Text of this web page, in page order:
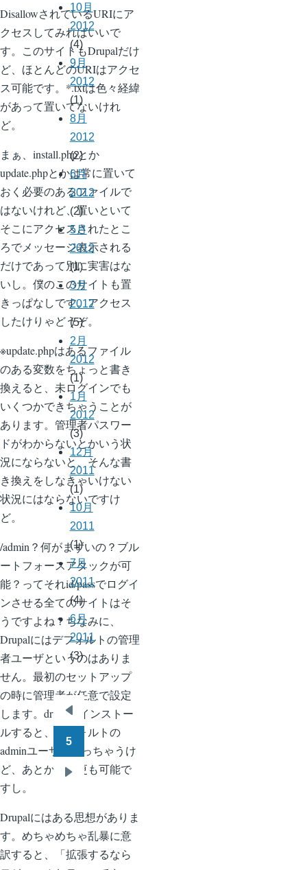
DisallowされているURIにア
クセスしてみればいいで
す。このサイトもDrupalだけ
ど、ほとんどのURIはアクセ
ス可能です。*.txtは色々経緯
があって置いてないけれ
ど。
まぁ、install.phpとか
update.phpとかは常に置いて
おく必要のあるファイルで
はないけれど、置いといて
そこにアクセスされたとこ
ろでメッセージ表示される
だけであって別に実害はな
いし。僕のこのサイトも置
きっぱなしです。アクセス
したけりゃどうぞ。
※update.phpはあるファイル
のある変数をちょっと書き
換えると、未ログインでも
いくつかできちゃうことが
あります。管理者パスワー
ドがわからないとかいう状
況にならないと、そんな書
き換えをしなきゃいけない
状況にはならないですけ
ど。
/admin？何がまずいの？ブル
ートフォースアタックが可
能？ってそれid/passでログイ
ンさせる全てのサイトはそ
うですよね？ちなみに、
Drupalにはデフォルトの管理
者ユーザというのはありま
せん。最初のセットアップ
の時に管理者が任意で設定
します。drushでインストー
ルすると、デフォルトの
adminユーザになっちゃうけ
ど、あとから変更も可能で
すし。
Drupalにはある思想がありま
す。めちゃめちゃ乱暴に意
訳すると、「拡張するなら
10月
2012
(4)
9月
2012
(1)
8月
2012
(2)
6月
2012
(2)
5月
2012
(1)
3月
2012
(5)
2月
2012
(1)
1月
2012
(3)
12月
2011
(1)
10月
2011
(1)
7月
2011
(4)
6月
2011
(3)
ペ
ジ
送
ペ
ー
ジ
5
ー
ジ